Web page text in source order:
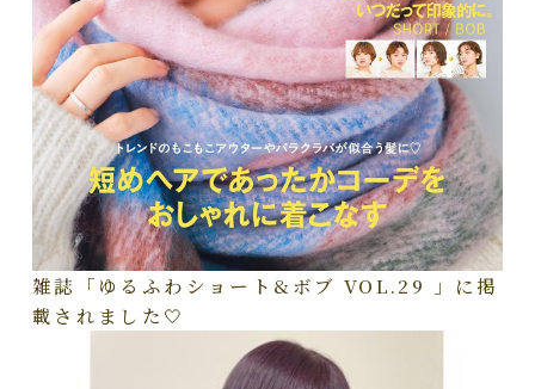
雑誌「ゆるふわショート&ボブ VOL.29 」に掲
載されました🤍